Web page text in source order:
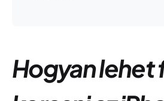
Hogyan lehet